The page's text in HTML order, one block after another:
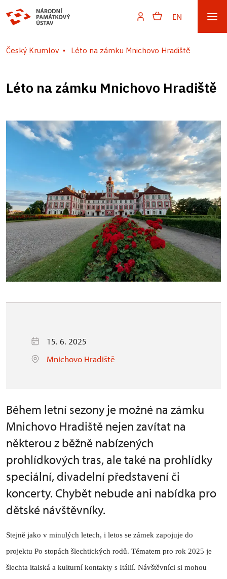
EN
Český Krumlov Léto na zámku Mnichovo Hradiště
Léto na zámku Mnichovo Hradiště
15. 6. 2025
Mnichovo Hradiště
Během letní sezony je možné na zámku
Mnichovo Hradiště nejen zavítat na
některou z běžně nabízených
prohlídkových tras, ale také na prohlídky
speciální, divadelní představení či
koncerty. Chybět nebude ani nabídka pro
dětské návštěvníky.
Stejně jako v minulých letech, i letos se zámek zapojuje do
projektu Po stopách šlechtických rodů. Tématem pro rok 2025 je
šlechta italská a kulturní kontakty s Itálií. Návštěvníci si mohou